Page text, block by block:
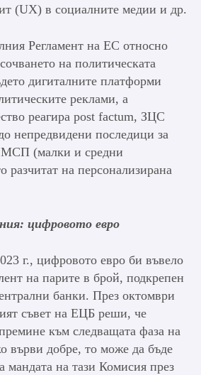
(UX) в социалните медии и др.
Регламент на ЕС относно
на политическата
дигиталните платформи
реклами, а
реагира post factum, ЗЦС
непредвидени последици за
МСП (малки и средни
разчитат на персонализирана
цифровото евро
г., цифровото евро би въвело
на парите в брой, подкрепен
банки. През октомври
съвет на ЕЦБ реши, че
към следващата фаза на
върви добре, то може да бъде
мандата на тази Комисия през